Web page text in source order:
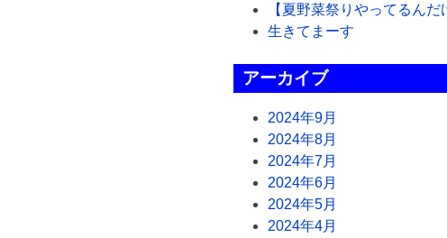
【夏野菜祭りやってるんだ
生きてまーす
アーカイブ
2024年9月
2024年8月
2024年7月
2024年6月
2024年5月
2024年4月